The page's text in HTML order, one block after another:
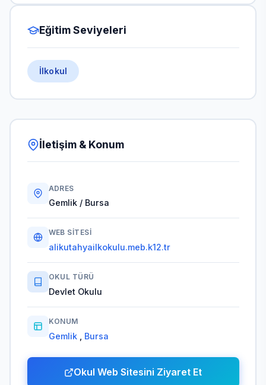
Eğitim Seviyeleri
İlkokul
İletişim & Konum
ADRES
Gemlik / Bursa
WEB SITESI
alikutahyailkokulu.meb.k12.tr
OKUL TÜRÜ
Devlet Okulu
KONUM
Gemlik Bursa
Okul Web Sitesini Ziyaret Et